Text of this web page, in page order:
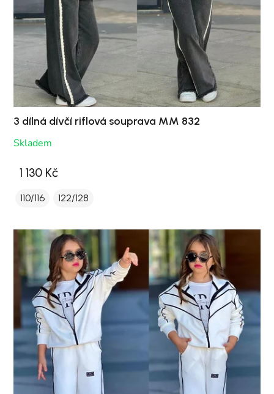
3 dílná dívčí riflová souprava MM 832
Skladem
1 130 Kč
110/116 122/128